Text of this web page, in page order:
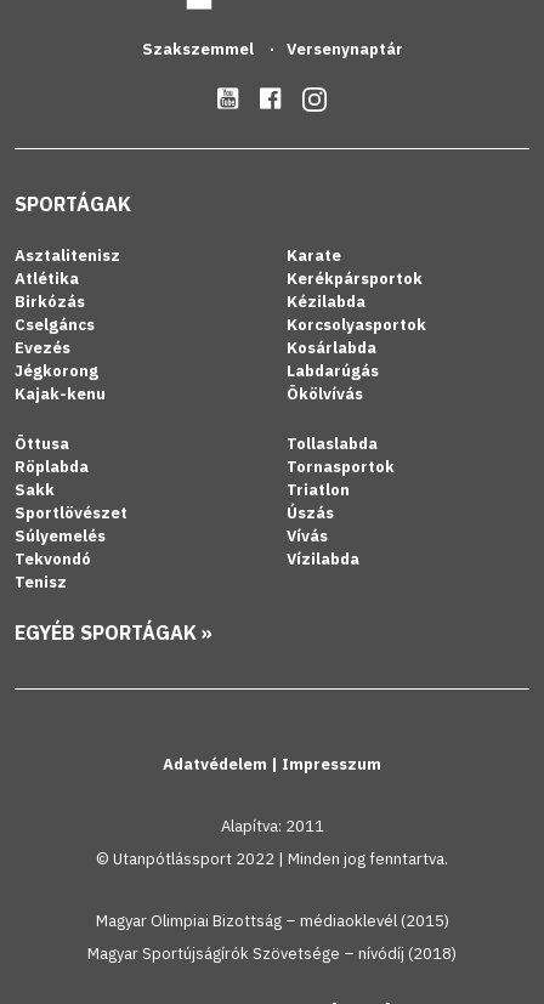
Szakszemmel Versenynaptár
SPORTÁGAK
Asztalitenisz
Atlétika
Birkózás
Cselgáncs
Evezés
Jégkorong
Kajak-kenu
Karate
Kerékpársportok
Kézilabda
Korcsolyasportok
Kosárlabda
Labdarúgás
Ökölvívás
Öttusa
Röplabda
Sakk
Sportlövészet
Súlyemelés
Tekvondó
Tenisz
Tollaslabda
Tornasportok
Triatlon
Úszás
Vívás
Vízilabda
EGYÉB SPORTÁGAK »
Adatvédelem | Impresszum
Alapítva: 2011
© Utanpótlássport 2022 | Minden jog fenntartva.
Magyar Olimpiai Bizottság – médiaoklevél (2015)
Magyar Sportújságírók Szövetsége – nívódíj (2018)